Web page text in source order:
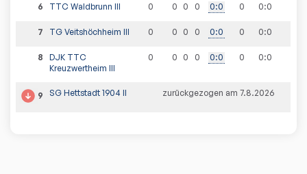
6 TTC Waldbrunn III 0 0 0 0 0:0 0 0:0
7 TG Veitshöchheim III 0 0 0 0 0:0 0 0:0
8
DJK TTC
Kreuzwertheim III
0 0 0 0 0:0 0 0:0
9 SG Hettstadt 1904 II zurückgezogen am 7.8.2026